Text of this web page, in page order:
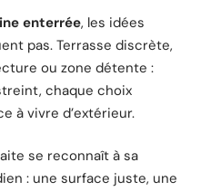
enterrée, les idées
pas. Terrasse discrète,
ou zone détente :
chaque choix
à vivre d’extérieur.
se reconnaît à sa
: une surface juste, une